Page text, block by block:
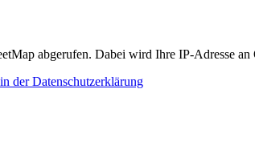
abgerufen. Dabei wird Ihre IP-Adresse an
der Datenschutzerklärung